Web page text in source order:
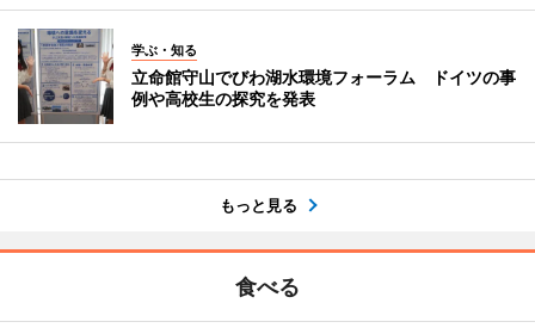
学ぶ・知る
立命館守山でびわ湖水環境フォーラム ドイツの事
例や高校生の探究を発表
もっと見る
食べる